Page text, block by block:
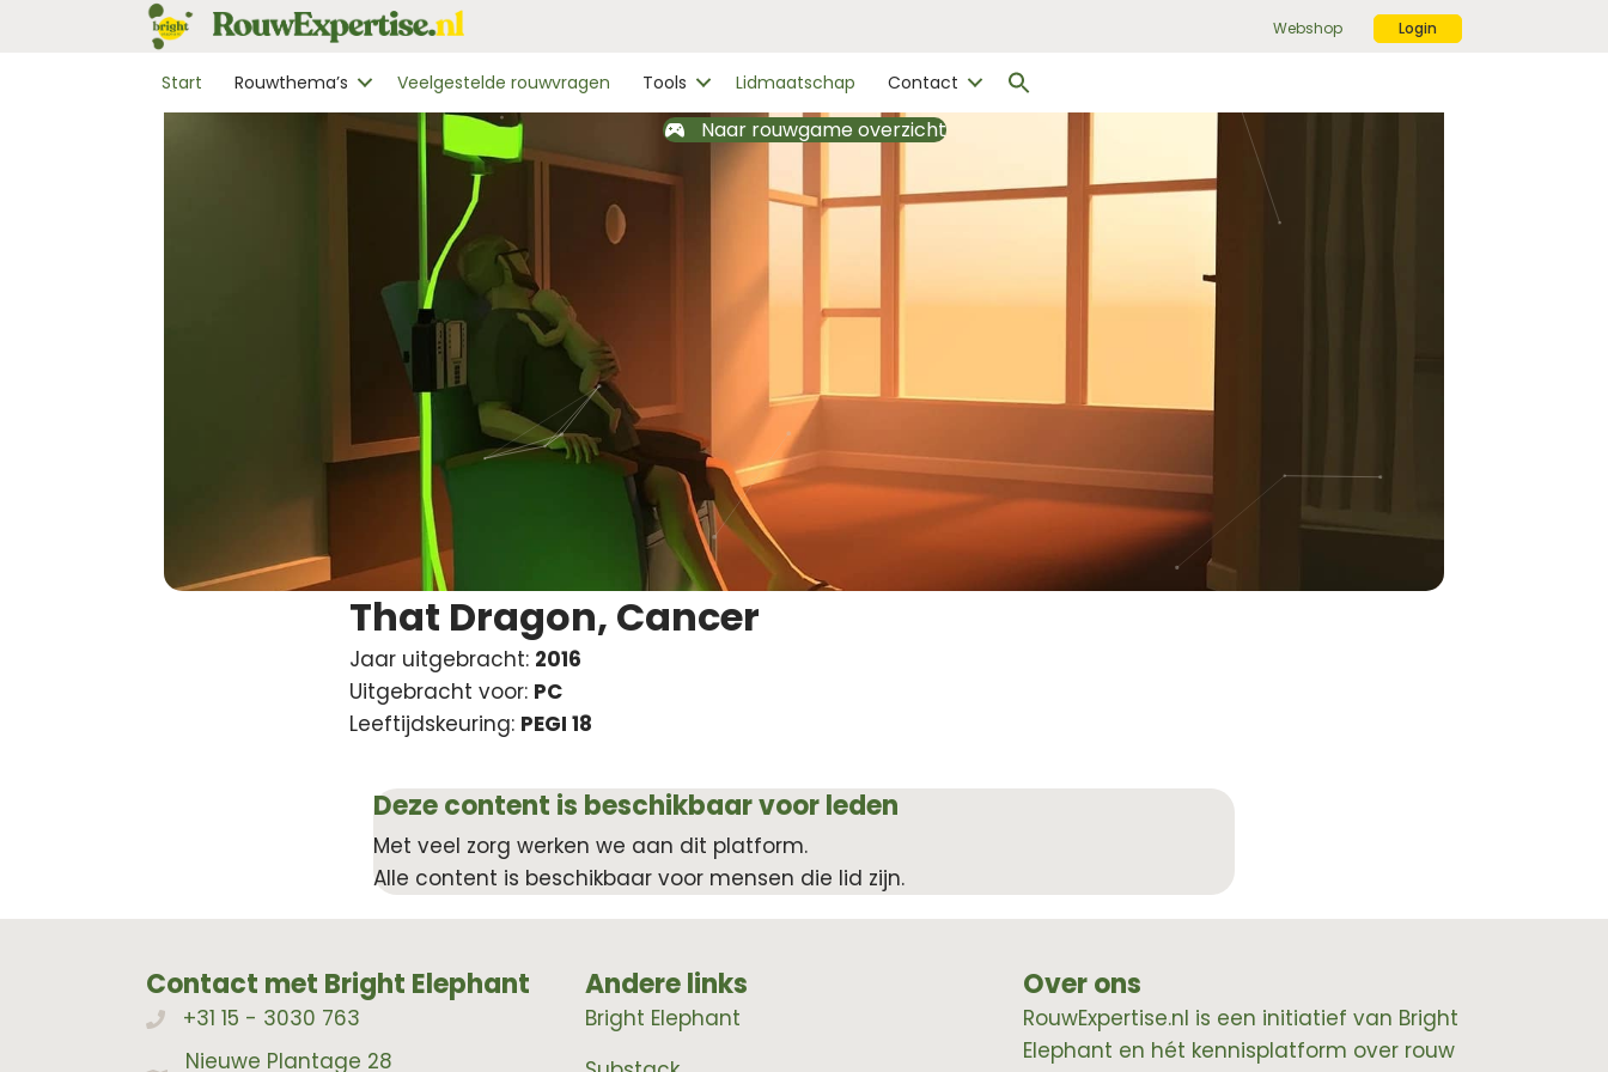
Webshop Login
Start Rouwthema’s Veelgestelde rouwvragen Tools Lidmaatschap Contact
Naar rouwgame overzicht
That Dragon, Cancer
Jaar uitgebracht: 2016
Uitgebracht voor: PC
Leeftijdskeuring: PEGI 18
Deze content is beschikbaar voor leden
Met veel zorg werken we aan dit platform.
Alle content is beschikbaar voor mensen die lid zijn.
Contact met Bright Elephant
Bellen met Bright Elephant
+31 15 - 3030 763
Nieuwe Plantage 28
Andere links
Bright Elephant
Over ons
RouwExpertise.nl is een initiatief van Bright
Elephant en hét kennisplatform over rouw